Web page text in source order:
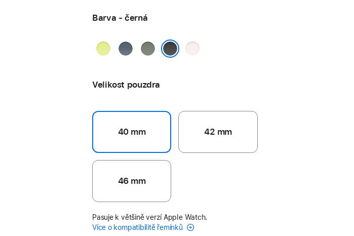
Barva - černá
neonověocelovězelenošedá světle
Velikost pouzdra
40 mm 42 mm
46 mm
Pasuje k většině verzí Apple Watch.
Více o kompatibilitě řemínků